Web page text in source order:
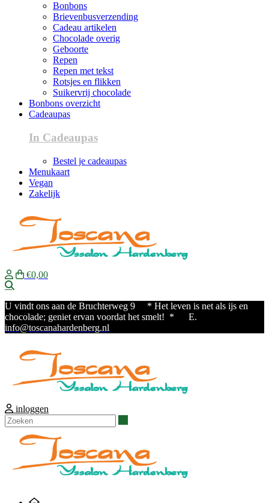
Bonbons
Brievenbusverzending
Cadeau artikelen
Chocolade overig
Geboorte
Repen
Repen met tekst
Rotsjes en flikken
Suikervrij chocolade
Bonbons overzicht
Cadeaupas
In Cadeaupas
Bestel je cadeaupas
Menukaart
Vegan
Zakelijk
€0,00
U vindt ons aan de Bruchterweg 9 * Het leven is net als ijs en
chocolade; geniet ervan voordat het smelt! * E.
info@toscanahardenberg.nl
inloggen